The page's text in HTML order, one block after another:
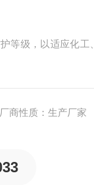
等级，以适应化
厂商性质：生产厂家